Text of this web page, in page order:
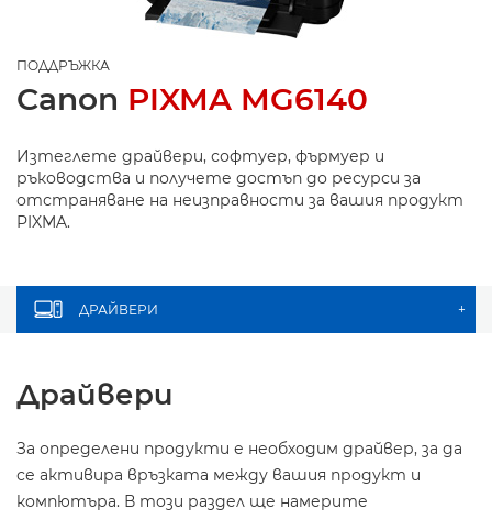
ПОДДРЪЖКА
Canon PIXMA MG6140
Изтеглете драйвери, софтуер, фърмуер и
ръководства и получете достъп до ресурси за
отстраняване на неизправности за вашия продукт
PIXMA.
ДРАЙВЕРИ +
Драйвери
За определени продукти е необходим драйвер, за да
се активира връзката между вашия продукт и
компютъра. В този раздел ще намерите